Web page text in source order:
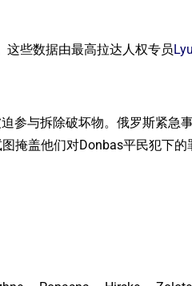
这些数据由最高拉达人权专员
参与拆除破坏物。俄罗斯紧急
掩盖他们对Donbas平民犯下的